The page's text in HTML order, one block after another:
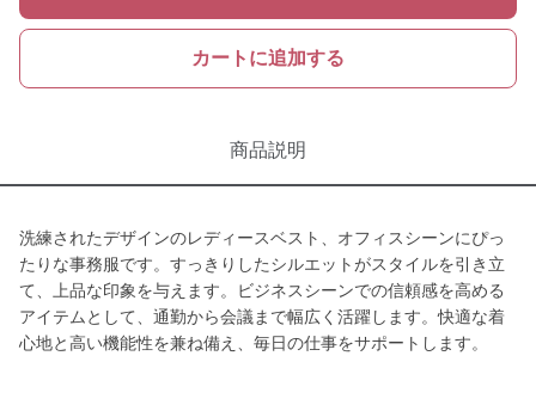
カートに追加する
商品説明
洗練されたデザインのレディースベスト、オフィスシーンにぴっ
たりな事務服です。すっきりしたシルエットがスタイルを引き立
て、上品な印象を与えます。ビジネスシーンでの信頼感を高める
アイテムとして、通勤から会議まで幅広く活躍します。快適な着
心地と高い機能性を兼ね備え、毎日の仕事をサポートします。